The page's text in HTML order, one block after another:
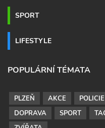
SPORT
LIFESTYLE
POPULÁRNÍ TÉMATA
PLZEŇ AKCE POLICIE
DOPRAVA
SPORT